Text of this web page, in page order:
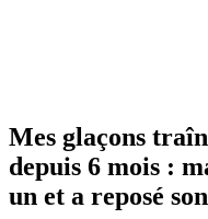
Mes glaçons
depuis 6 mois :
un et a reposé